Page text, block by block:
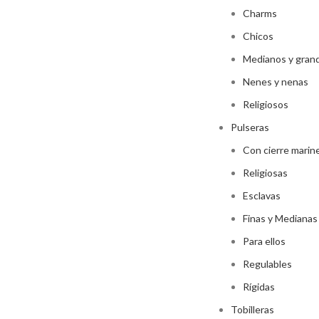
Charms
Chicos
Medianos y
Nenes y nenas
Religiosos
Pulseras
Con cierre
Religiosas
Esclavas
Finas y Medianas
Para ellos
Regulables
Rígidas
Tobilleras